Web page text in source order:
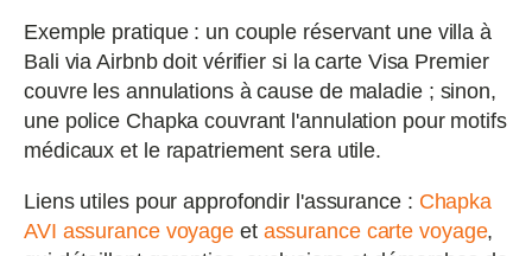
Exemple pratique : un couple réservant une villa à
Bali via Airbnb doit vérifier si la carte Visa Premier
couvre les annulations à cause de maladie ; sinon,
une police Chapka couvrant l'annulation pour motifs
médicaux et le rapatriement sera utile.
Liens utiles pour approfondir l'assurance : Chapka
AVI assurance voyage et assurance carte voyage,